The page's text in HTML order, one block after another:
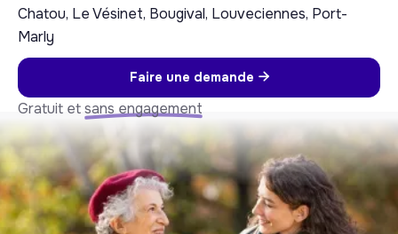
Chatou, Le Vésinet, Bougival, Louveciennes, Port-
Marly
Faire une demande 
Gratuit etsans engagement